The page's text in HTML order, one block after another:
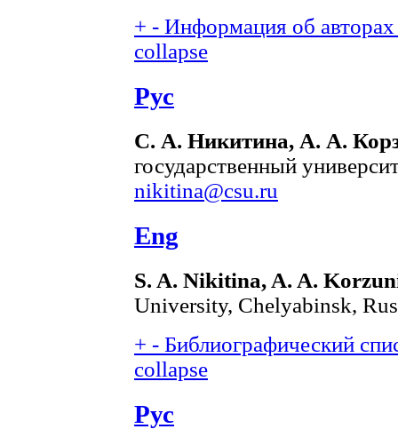
+ - Информация об
collapse
Рус
С. А. Никитина, А. А.
государственный
nikitina@csu.ru
Eng
S. A. Nikitina, A. A.
University, Chelyabinsk,
+ - Библиографический
collapse
Рус